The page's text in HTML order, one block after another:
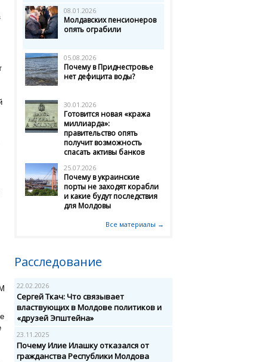
08.01.2026
Молдавских пенсионеров
опять ограбили
05.08.2026
Почему в Приднестровье
нет дефицита воды?
30.01.2026
Готовится новая «кража
миллиарда»:
правительство опять
получит возможность
спасать активы банков
25.07.2026
Почему в украинские
порты не заходят корабли
и какие будут последствия
для Молдовы
Все материалы →
Расследование
22.02.2026
Сергей Ткач: Что связывает
властвующих в Молдове политиков и
«друзей Эпштейна»
23.11.2025
Почему Илие Илашку отказался от
гражданства Республики Молдова